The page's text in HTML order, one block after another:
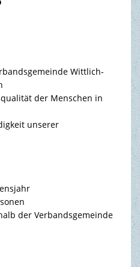
Wittlich-
der Menschen in
unserer
der Verbandsgemeinde